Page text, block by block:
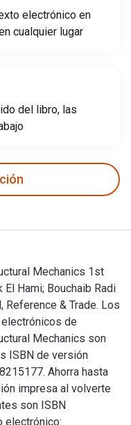
electrónico en
cualquier lugar
del libro, las
Mechanics 1st
Hami; Bouchaib Radi
& Trade. Los
de
Mechanics son
ISBN de versión
Ahorra hasta
impresa al volverte
son ISBN
electrónico: